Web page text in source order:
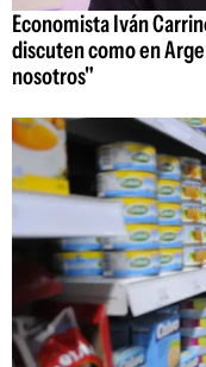
Economista Iván
discuten como en
nosotros"